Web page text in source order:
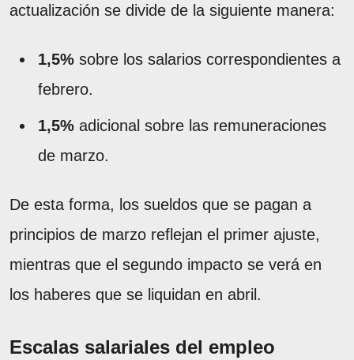
actualización se divide de la siguiente manera:
1,5% sobre los salarios correspondientes a
febrero.
1,5% adicional sobre las remuneraciones
de marzo.
De esta forma, los sueldos que se pagan a
principios de marzo reflejan el primer ajuste,
mientras que el segundo impacto se verá en
los haberes que se liquidan en abril.
Escalas salariales del empleo